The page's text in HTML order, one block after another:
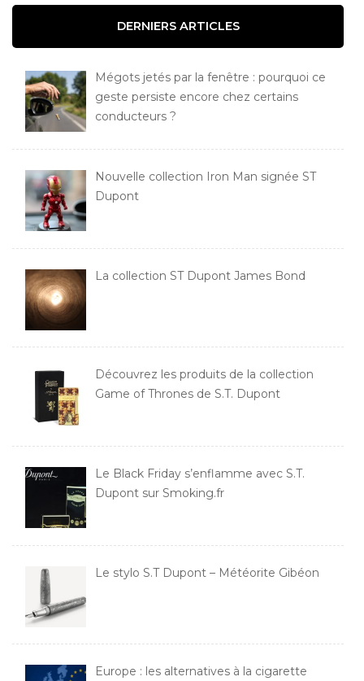
DERNIERS ARTICLES
Mégots jetés par la fenêtre : pourquoi ce
geste persiste encore chez certains
conducteurs ?
Nouvelle collection Iron Man signée ST
Dupont
La collection ST Dupont James Bond
Découvrez les produits de la collection
Game of Thrones de S.T. Dupont
Le Black Friday s’enflamme avec S.T.
Dupont sur Smoking.fr
Le stylo S.T Dupont – Météorite Gibéon
Europe : les alternatives à la cigarette